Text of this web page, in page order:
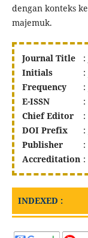
dengan konteks
majemuk.
Journal Title :
Initials
:
Frequency
E-ISSN
:
Chief Editor
DOI Prefix :
Publisher
:
Accreditation :
INDEXED :